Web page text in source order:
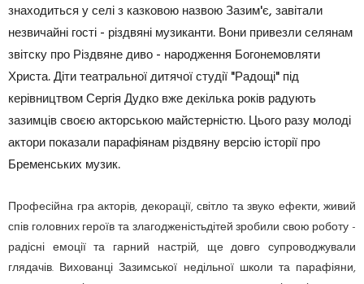
знаходиться у селі з казковою назвою Зазим'є, завітали
незвичайні гості - різдвяні музиканти. Вони привезли селянам
звітску про Різдвяне диво - народження Богонемовляти
Христа. Діти театральної дитячої студії "Радощі" під
керівництвом Сергія Дудко вже декілька років радують
зазимців своєю акторською майстерністю. Цього разу молоді
актори показали парафіянам різдвяну версію історії про
Бременських музик.
Професійна гра акторів, декорації, світло та звуко ефекти, живий
спів головних героїв та злагодженістьдітей зробили свою роботу -
радісні емоції та гарний настрій, ще довго супроводжували
глядачів. Вихованці Зазимської недільної школи та парафіяни,